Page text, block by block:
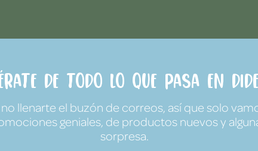
de todo lo que pasa en
llenarte el buzón de correos, así que solo
geniales, de productos nuevos y
sorpresa.